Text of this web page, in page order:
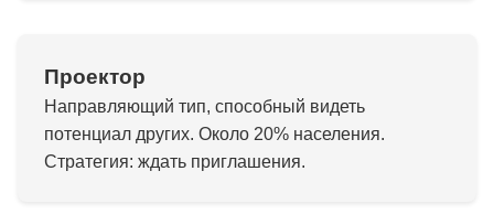
Проектор
Направляющий тип, способный видеть
потенциал других. Около 20% населения.
Стратегия: ждать приглашения.